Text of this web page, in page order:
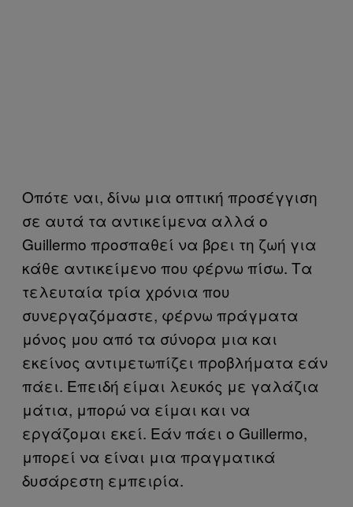
Οπότε ναι, δίνω μια οπτική προσέγγιση
σε αυτά τα αντικείμενα αλλά ο
Guillermo προσπαθεί να βρει τη ζωή για
κάθε αντικείμενο που φέρνω πίσω. Τα
τελευταία τρία χρόνια που
συνεργαζόμαστε, φέρνω πράγματα
μόνος μου από τα σύνορα μια και
εκείνος αντιμετωπίζει προβλήματα εάν
πάει. Επειδή είμαι λευκός με γαλάζια
μάτια, μπορώ να είμαι και να
εργάζομαι εκεί. Εάν πάει ο Guillermo,
μπορεί να είναι μια πραγματικά
δυσάρεστη εμπειρία.